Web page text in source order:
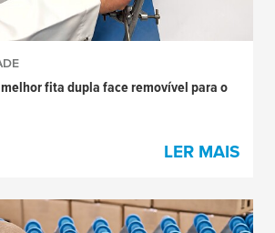
fita dupla face removível para o
LER MAIS